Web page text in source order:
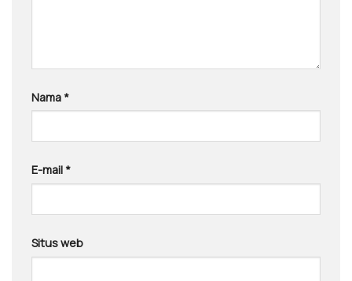
Nama *
E-mail *
Situs web